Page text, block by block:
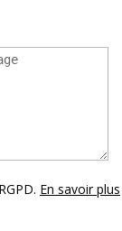
En savoir plus